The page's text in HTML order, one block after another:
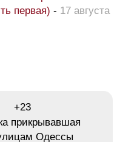
первая) - 17 августа
+23
прикрывавшая
Одессы